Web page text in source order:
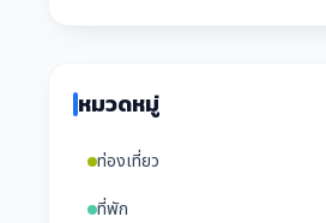
หมวดหมู่
ท่องเที่ยว
ที่พัก